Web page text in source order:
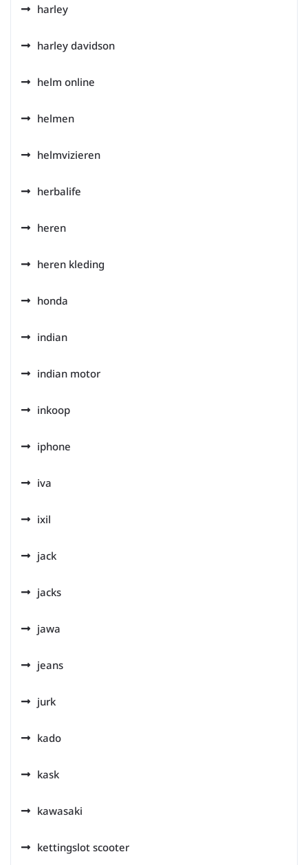
harley
harley davidson
helm online
helmen
helmvizieren
herbalife
heren
heren kleding
honda
indian
indian motor
inkoop
iphone
iva
ixil
jack
jacks
jawa
jeans
jurk
kado
kask
kawasaki
kettingslot scooter